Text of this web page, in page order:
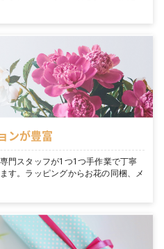
ンが豊富
門スタッフが1つ1つ手作業で丁寧
す。ラッピングからお花の同梱、メ